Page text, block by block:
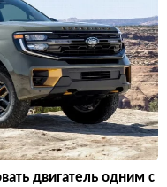
двигатель одним с